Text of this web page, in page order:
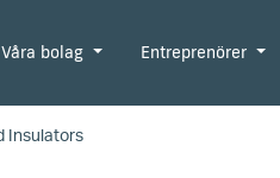
Våra bolag Entreprenörer
Insulators